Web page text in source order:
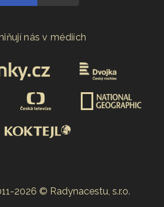
nás v médiích
2026 © Radynacestu, s.r.o.